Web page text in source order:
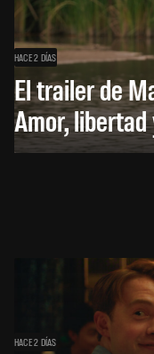
HACE 2 DÍAS
El trailer de
Amor,
HACE 2 DÍAS